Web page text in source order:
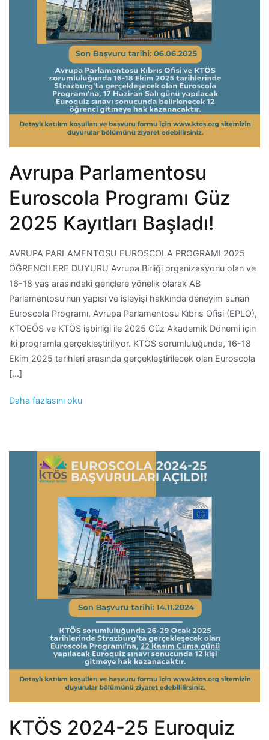
Avrupa Parlamentosu
Euroscola Programı Güz
2025 Kayıtları Başladı!
AVRUPA PARLAMENTOSU EUROSCOLA PROGRAMI 2025
ÖĞRENCİLERE DUYURU Avrupa Birliği organizasyonu olan ve
16-18 yaş arasındaki gençlere yönelik olarak AB
Parlamentosu’nun yapısı ve işleyişi hakkında deneyim sunan
Euroscola Programı, Avrupa Parlamentosu Kıbrıs Ofisi (EPLO),
KTOEÖS ve KTÖS işbirliği ile 2025 Güz Akademik Dönemi için
iki programla gerçekleştiriliyor. KTÖS sorumluluğunda, 16-18
Ekim 2025 tarihleri arasında gerçekleştirilecek olan Euroscola
[…]
Daha fazlasını oku
KTÖS 2024-25 Euroquiz